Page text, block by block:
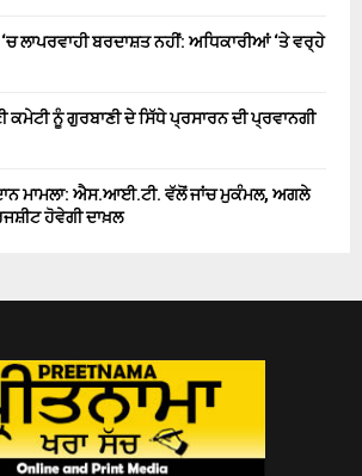
ਲਾਪਰਵਾਹੀ ਬਰਦਾਸ਼ਤ ਨਹੀਂ: ਅਧਿਕਾਰੀਆਂ ‘ਤੇ ਵਰ੍ਹੇ
ਕਮੇਟੀ ਨੂੰ ਗੁਰਬਾਣੀ ਦੇ ਸਿੱਧੇ ਪ੍ਰਸਾਰਨ ਦੀ ਪ੍ਰਵਾਨਗੀ
ਮਾਮਲਾ: ਐਸ.ਆਈ.ਟੀ. ਵੱਲੋਂ ਜਾਂਚ ਮੁਕੰਮਲ, ਅਗਲੇ
ਹੋਵੇਗੀ ਦਾਖ਼ਲ